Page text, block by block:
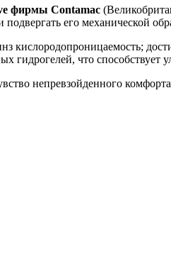
фирмы Contamac
его механической
что способствует
непревзойденного